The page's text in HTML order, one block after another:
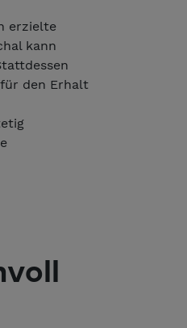
erzielte
kann
den Erhalt